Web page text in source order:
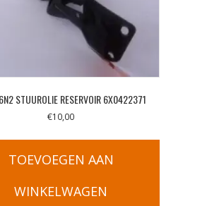
STUUROLIE RESERVOIR 6X0422371
€10,00
TOEVOEGEN AAN
WINKELWAGEN